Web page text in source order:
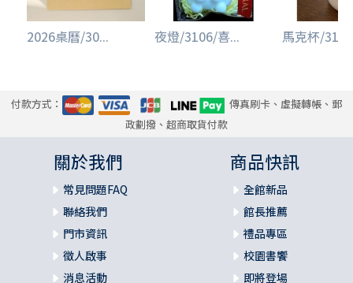
2026桌曆/30... 夜燈/3106/喜... 馬克杯/
付款方式：
傳真刷卡、虛擬轉帳、郵
政劃撥、超商取貨付款
關於我們
常見問題FAQ
聯絡我們
門市資訊
徵人啟事
消息活動
商品快訊
全館新品
館長推薦
禮品專區
校園書饗
即將登場